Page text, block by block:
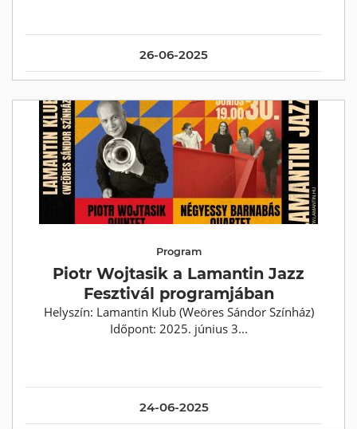
26-06-2025
24-06-2025
Program
Piotr Wojtasik a Lamantin Jazz
Fesztivál programjában
Helyszín: Lamantin Klub (Weöres Sándor Színház)
Időpont: 2025. június 3...